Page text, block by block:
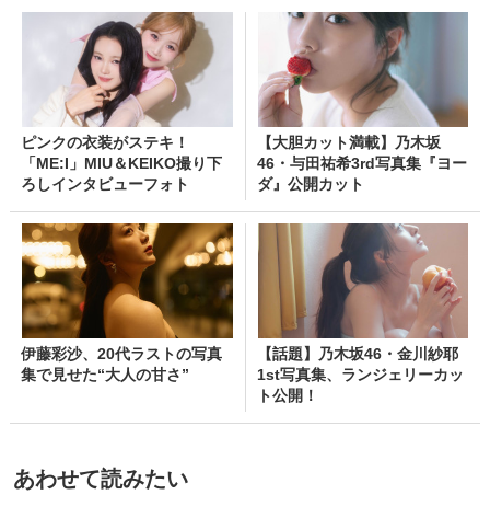
ピンクの衣装がステキ！
「ME:I」MIU＆KEIKO撮り下
ろしインタビューフォト
【大胆カット満載】乃木坂
46・与田祐希3rd写真集『ヨー
ダ』公開カット
伊藤彩沙、20代ラストの写真
集で見せた“大人の甘さ”
【話題】乃木坂46・金川紗耶
1st写真集、ランジェリーカッ
ト公開！
あわせて読みたい